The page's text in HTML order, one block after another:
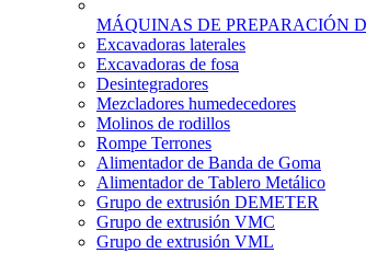
MÁQUINAS DE PREPARACIÓN
Excavadoras laterales
Excavadoras de fosa
Desintegradores
Mezcladores humedecedores
Molinos de rodillos
Rompe Terrones
Alimentador de Banda de Goma
Alimentador de Tablero Metálico
Grupo de extrusión DEMETER
Grupo de extrusión VMC
Grupo de extrusión VML